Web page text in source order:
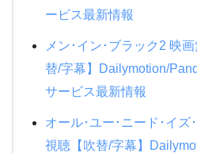
ービス最新情報
メン･イン･ブラック2 映
替/字幕】Dailymotion/
サービス最新情報
オール･ユー･ニード･イズ
視聴【吹替/字幕】